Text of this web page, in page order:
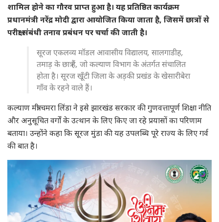
शामिल होने का गौरव प्राप्त हुआ है। यह प्रतिष्ठित कार्यक्रम
प्रधानमंत्री नरेंद्र मोदी द्वारा आयोजित किया जाता है, जिसमें छात्रों से
परीक्षा संबंधी तनाव प्रबंधन पर चर्चा की जाती है।
सूरज एकलव्य मॉडल आवासीय विद्यालय, सालगाडीह,
तमाड़ के छात्र हैं, जो कल्याण विभाग के अंतर्गत संचालित
होता है। सूरज खूँटी जिला के अड़की प्रखंड के खेसारीबेरा
गाँव के रहने वाले हैं।
कल्याण मंत्री चमरा लिंडा ने इसे झारखंड सरकार की गुणवत्तापूर्ण शिक्षा नीति
और अनुसूचित वर्गों के उत्थान के लिए किए जा रहे प्रयासों का परिणाम
बताया। उन्होंने कहा कि सूरज मुंडा की यह उपलब्धि पूरे राज्य के लिए गर्व
की बात है।